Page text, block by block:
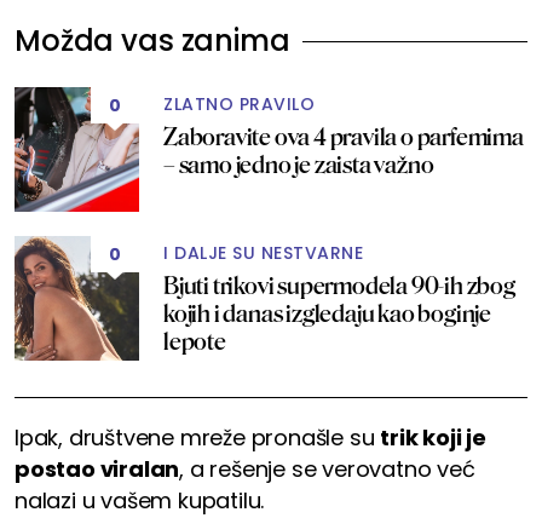
Možda vas zanima
0 ZLATNO PRAVILO
Zaboravite ova 4 pravila o parfemima
– samo jedno je zaista važno
0 I DALJE SU NESTVARNE
Bjuti trikovi supermodela 90-ih zbog
kojih i danas izgledaju kao boginje
lepote
Ipak, društvene mreže pronašle su trik koji je
postao viralan, a rešenje se verovatno već
nalazi u vašem kupatilu.